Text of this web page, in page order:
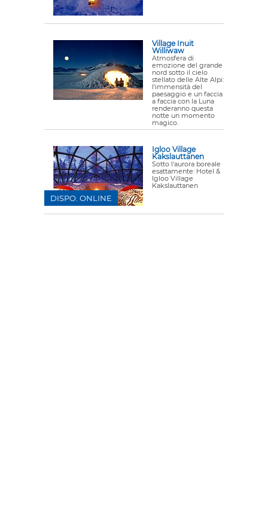
Village Inuit
Williwaw
Atmosfera di
emozione del grande
nord sotto il cielo
stellato delle Alte Alpi:
l'immensità del
paesaggio e un faccia
a faccia con la Luna
renderanno questa
notte un momento
magico.
Igloo Village
Kakslauttanen
Sotto l'aurora boreale
esattamente: Hotel &
Igloo Village
Kakslauttanen
DISPO. ONLINE